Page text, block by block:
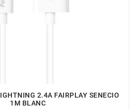
2.4A FAIRPLAY SENECIO
1M BLANC